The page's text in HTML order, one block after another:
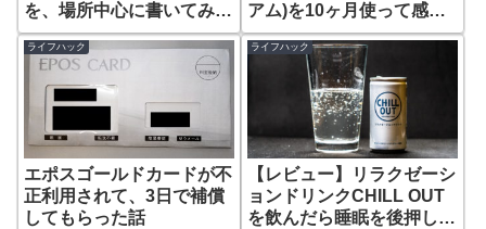
を、場所中心に書いてみま
した
アム)を10ヶ月使って感じ
たこと
ライフハック
エポスゴールドカードが不
正利用されて、3日で補償
してもらった話
ライフハック
【レビュー】リラクゼーシ
ョンドリンクCHILL OUT
を飲んだら睡眠を後押しし